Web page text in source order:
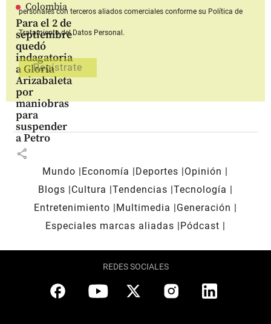
Colombia
Para el 2 de
septiembre
quedó
indagatoria
a Gloria
Arizabaleta
por
maniobras
para
suspender
a Petro
share
personales con terceros aliados comerciales conforme su Política de
Tratamiento del Datos Personal.
Mundo Economía Deportes
Opinión
Blogs
Cultura Tendencias Tecnología
Entretenimiento
Multimedia
Generación
Especiales marcas aliadas
Pódcast
REDES SOCIALES